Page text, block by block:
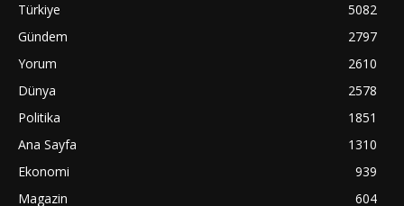
Türkiye
5082
Gündem
2797
Yorum
2610
Dünya
2578
Politika
1851
Ana Sayfa
1310
Ekonomi
939
Magazin
604